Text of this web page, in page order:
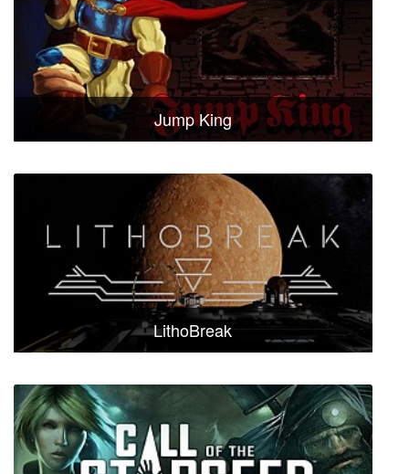
Jump King
LithoBreak